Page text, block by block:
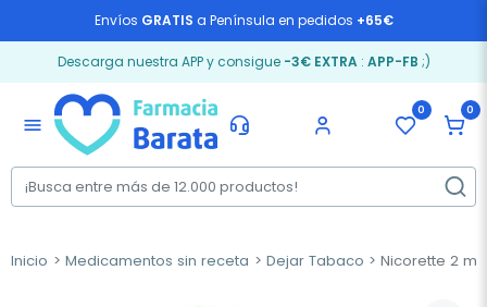
Envíos GRATIS a Península en pedidos +65€
Descarga nuestra APP y consigue -3€ EXTRA: APP-FB ;)
menu
0 0
Inicio Medicamentos sin receta Dejar Tabaco Nicorette 2